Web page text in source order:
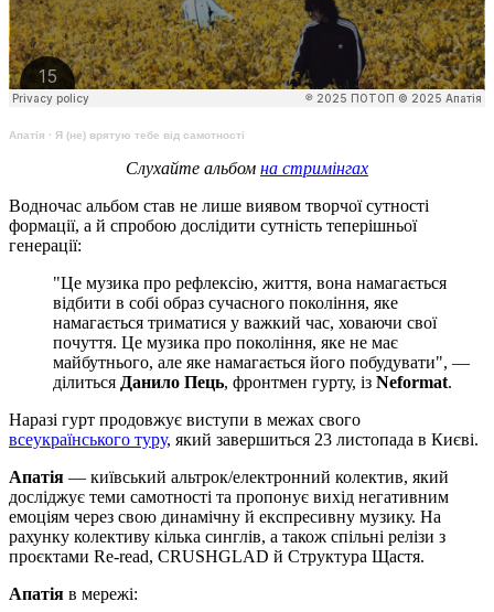
Апатія · Я (не) врятую тебе від самотності
Слухайте альбом на стримінгах
Водночас альбом став не лише виявом творчої сутності
формації, а й спробою дослідити сутність теперішньої
генерації:
"Це музика про рефлексію, життя, вона намагається
відбити в собі образ сучасного покоління, яке
намагається триматися у важкий час, ховаючи свої
почуття. Це музика про покоління, яке не має
майбутнього, але яке намагається його побудувати", —
ділиться Данило Пець, фронтмен гурту, із Neformat.
Наразі гурт продовжує виступи в межах свого
всеукраїнського туру, який завершиться 23 листопада в Києві.
Апатія — київський альтрок/електронний колектив, який
досліджує теми самотності та пропонує вихід негативним
емоціям через свою динамічну й експресивну музику. На
рахунку колективу кілька синглів, а також спільні релізи з
проєктами Re-read, CRUSHGLAD й Структура Щастя.
Апатія в мережі: